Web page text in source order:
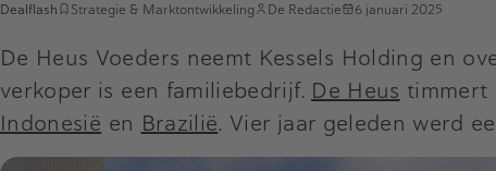
Dealflash Strategie & Marktontwikkeling De Redactie 6 januari 2025
De Heus Voeders neemt Kessels Holding en
verkoper is een familiebedrijf. De Heus timmert
Indonesië en Brazilië. Vier jaar geleden werd